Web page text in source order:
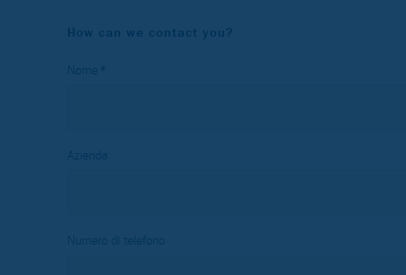
How can we contact you?
Nome
Azienda
Numero di telefono